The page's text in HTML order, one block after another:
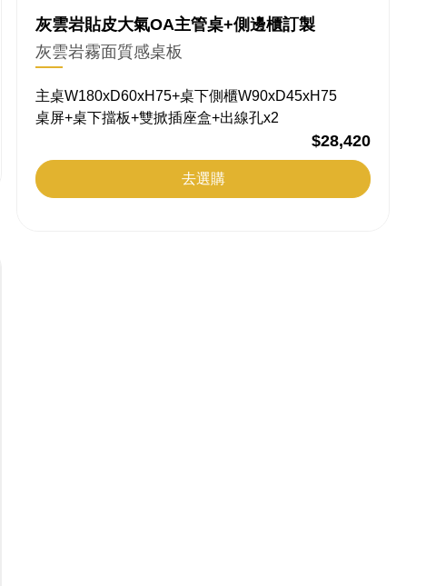
灰雲岩貼皮大氣OA主管桌+側邊櫃訂製
灰雲岩霧面質感桌板
主桌W180xD60xH75+桌下側櫃W90xD45xH75
桌屏+桌下擋板+雙掀插座盒+出線孔x2
$28,420
去選購